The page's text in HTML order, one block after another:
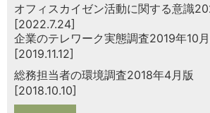
オフィスカイゼン活動に関する意識
[2022.7.24]
企業のテレワーク実態調査2019年10
[2019.11.12]
総務担当者の環境調査2018年4月版
[2018.10.10]